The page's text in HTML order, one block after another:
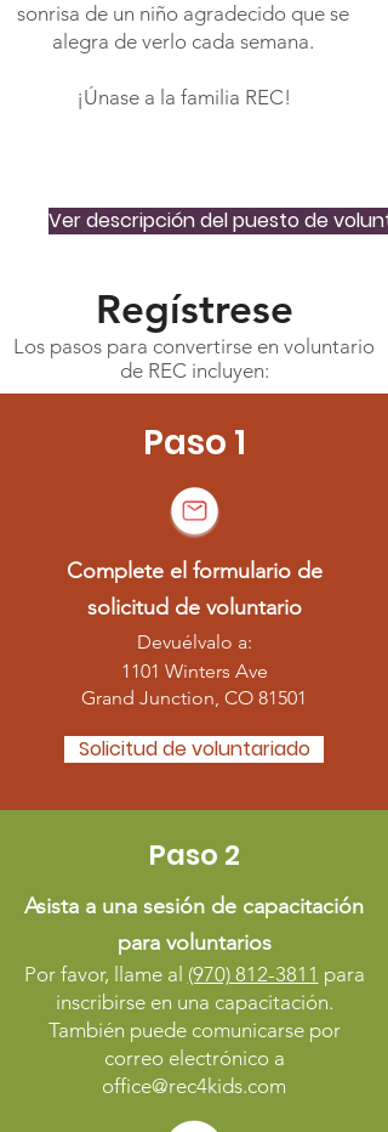
Ver descripción del puesto de
sonrisa de un niño agradecido que se
alegra de verlo cada semana.
¡Únase a la familia REC!
Regístrese
Los pasos para convertirse en voluntario
de REC incluyen:
Paso 1
Complete el formulario de
solicitud de voluntario
Devuélvalo a:
1101 Winters Ave
Grand Junction, CO 81501
Solicitud de voluntariado
Paso 2
Asista a una sesión de capacitación
para voluntarios
Por favor, llame al (970) 812-3811 para
inscribirse en una capacitación.
También puede comunicarse por
correo electrónico a
office@rec4kids.com